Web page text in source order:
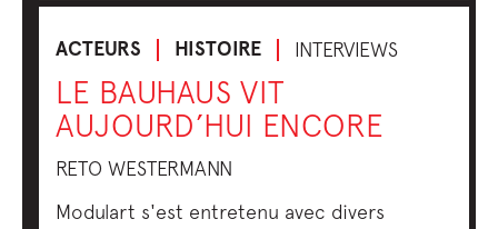
ACTEURS HISTOIRE INTERVIEWS
LE BAUHAUS VIT
AUJOURD’HUI ENCORE
RETO WESTERMANN
Modulart s'est entretenu avec divers